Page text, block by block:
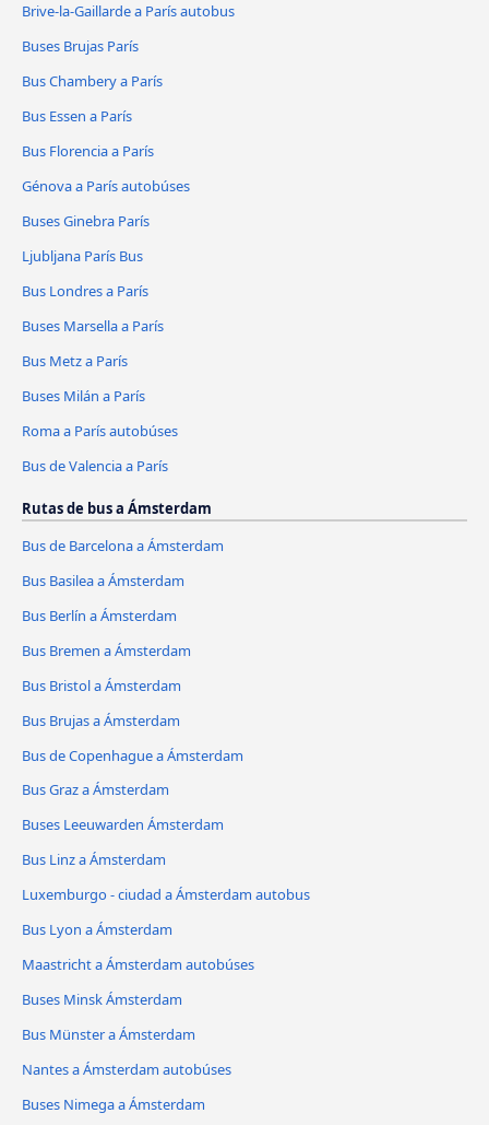
Brive-la-Gaillarde a París autobus
Buses Brujas París
Bus Chambery a París
Bus Essen a París
Bus Florencia a París
Génova a París autobúses
Buses Ginebra París
Ljubljana París Bus
Bus Londres a París
Buses Marsella a París
Bus Metz a París
Buses Milán a París
Roma a París autobúses
Bus de Valencia a París
Rutas de bus a Ámsterdam
Bus de Barcelona a Ámsterdam
Bus Basilea a Ámsterdam
Bus Berlín a Ámsterdam
Bus Bremen a Ámsterdam
Bus Bristol a Ámsterdam
Bus Brujas a Ámsterdam
Bus de Copenhague a Ámsterdam
Bus Graz a Ámsterdam
Buses Leeuwarden Ámsterdam
Bus Linz a Ámsterdam
Luxemburgo - ciudad a Ámsterdam autobus
Bus Lyon a Ámsterdam
Maastricht a Ámsterdam autobúses
Buses Minsk Ámsterdam
Bus Münster a Ámsterdam
Nantes a Ámsterdam autobúses
Buses Nimega a Ámsterdam